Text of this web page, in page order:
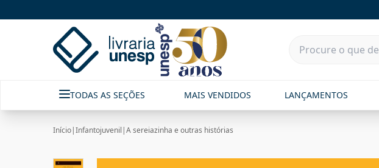
TODAS AS SEÇÕES MAIS VENDIDOS LANÇAMENTOS
Início|Infantojuvenil |A sereiazinha e outras histórias